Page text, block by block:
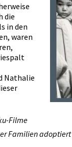
die
in den
waren
Nathalie
Filme
Familien